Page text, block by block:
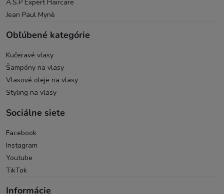
A.S.P Expert Haircare
Jean Paul Mynè
Obľúbené kategórie
Kučeravé vlasy
Šampóny na vlasy
Vlasové oleje na vlasy
Styling na vlasy
Sociálne siete
Facebook
Instagram
Youtube
TikTok
Informácie